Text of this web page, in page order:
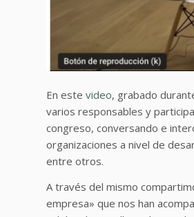
En este video, grabado
varios responsables y
congreso, conversando e
organizaciones a nivel de
entre otros.
A través del mismo
empresa» que nos han